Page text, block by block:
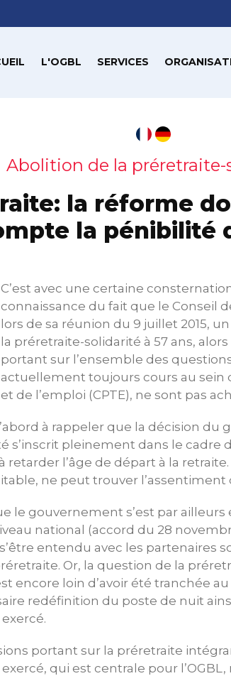
L'OGBL SERVICES
Abolition de la
la réforme
la pénibilité
C’est avec une certaine
connaissance du fait que le Conseil
lors de sa réunion du 9 juillet 2015,
la préretraite-solidarité à 57 ans,
portant sur l’ensemble des
actuellement toujours cours au sein
et de l’emploi (CPTE), ne sont pas
à rappeler que la décision du
s’inscrit pleinement dans le cadre
retarder l’âge de départ à la
ne peut trouver l’assentiment
le gouvernement s’est par
national (accord du 28
entendu avec les partenaires
Or, la question de la
encore loin d’avoir été tranchée
redéfinition du poste de nuit
portant sur la préretraite
qui est centrale pour